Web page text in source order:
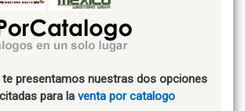
presentamos nuestras dos opciones
para la venta por catalogo